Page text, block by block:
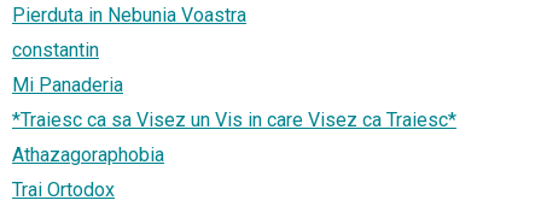
Pierduta in Nebunia Voastra
constantin
Mi Panaderia
*Traiesc ca sa Visez un Vis in care Visez ca Traiesc*
Athazagoraphobia
Trai Ortodox